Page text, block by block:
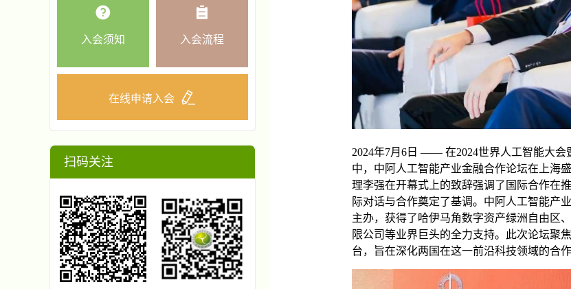
入会须知 入会流程
在线申请入会
扫码关注
2024年7月6日 —— 在2024世界人工智能大会
中，中阿人工智能产业金融合作论坛在上海
理李强在开幕式上的致辞强调了国际合作在
际对话与合作奠定了基调。中阿人工智能产
主办，获得了哈伊马角数字资产绿洲自由区
限公司等业界巨头的全力支持。此次论坛聚
台，旨在深化两国在这一前沿科技领域的合作